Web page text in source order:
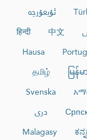
ئۇيغۇرچە
हिन्दी
中文
Hausa
தமிழ்
မြန်မ
Svenska
دری
Malagasy